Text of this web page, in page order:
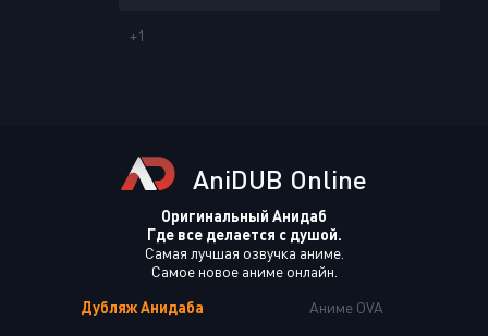
+1
AniDUB Online
Оригинальный Анидаб
Где все делается с душой.
Самая лучшая озвучка аниме.
Самое новое аниме онлайн.
Дубляж Анидаба
Аниме OVA